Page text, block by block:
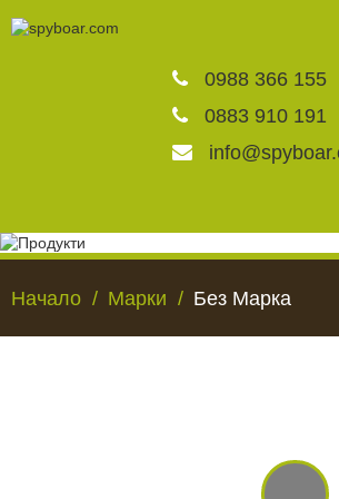
0988 366 155
0883 910 191
Ловни камери
Фотокапани
Камери за
Начало Марки Без Марка